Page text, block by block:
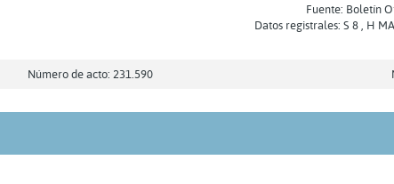
Fuente: Boletín
Datos registrales: S 8 , H
Número de acto: 231.590